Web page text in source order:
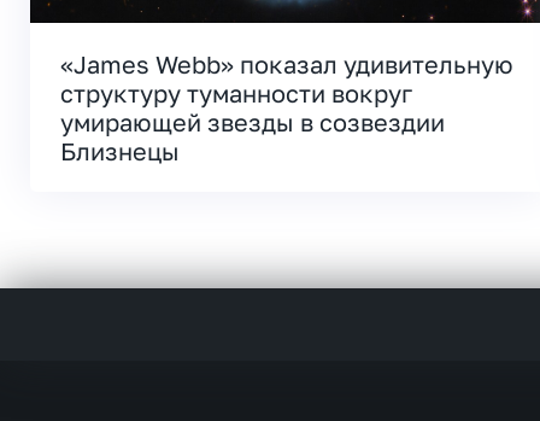
«James Webb» показал удивительную
структуру туманности вокруг
умирающей звезды в созвездии
Близнецы